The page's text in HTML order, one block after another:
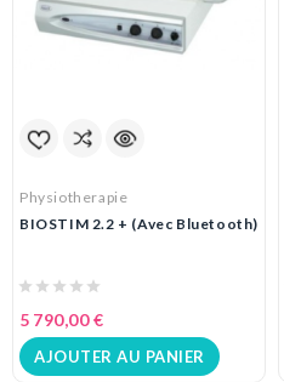
Physiotherapie
BIOSTIM 2.2 + (avec Bluetooth)
5 790,00 €
AJOUTER AU PANIER